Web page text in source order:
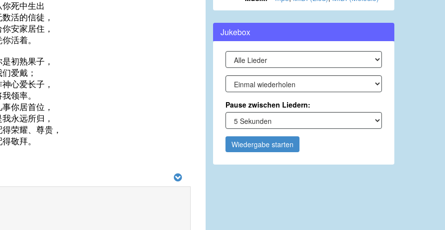
你死中生出
活的信徒，
安家居住，
活着。
初熟果子，
爱戴；
心爱长子，
领率。
你居首位，
永远所归，
荣耀、尊贵，
敬拜。
Jukebox
Pause zwischen Liedern:
Wiedergabe starten